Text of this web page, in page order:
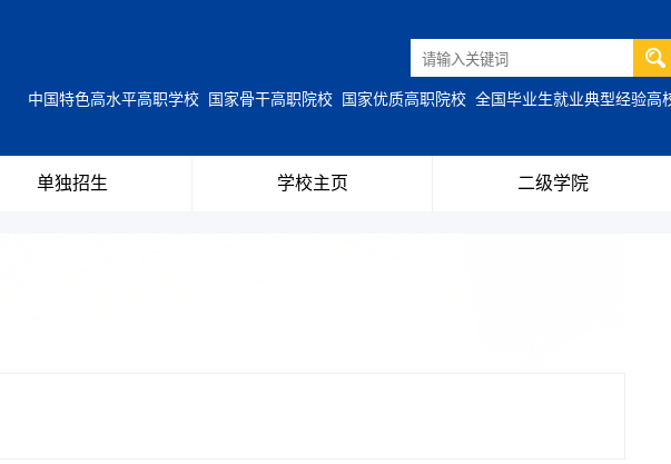
中国特色高水平高职学校 国家骨干高职院校 国家优质高职院校 全国毕业生就业典型经验高
单独招生 学校主页 二级学院